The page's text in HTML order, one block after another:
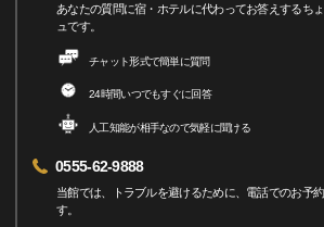
あなたの質問に宿・ホテルに代わってお答えするち
ュです。
チャット形式で簡単に質問
24時間いつでもすぐに回答
人工知能が相手なので気軽に聞ける
0555-62-9888
当館では、トラブルを避けるために、電話でのお予
す。